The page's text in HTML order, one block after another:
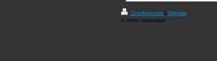
Druckversion | Sitemap
© Irene Huesmann